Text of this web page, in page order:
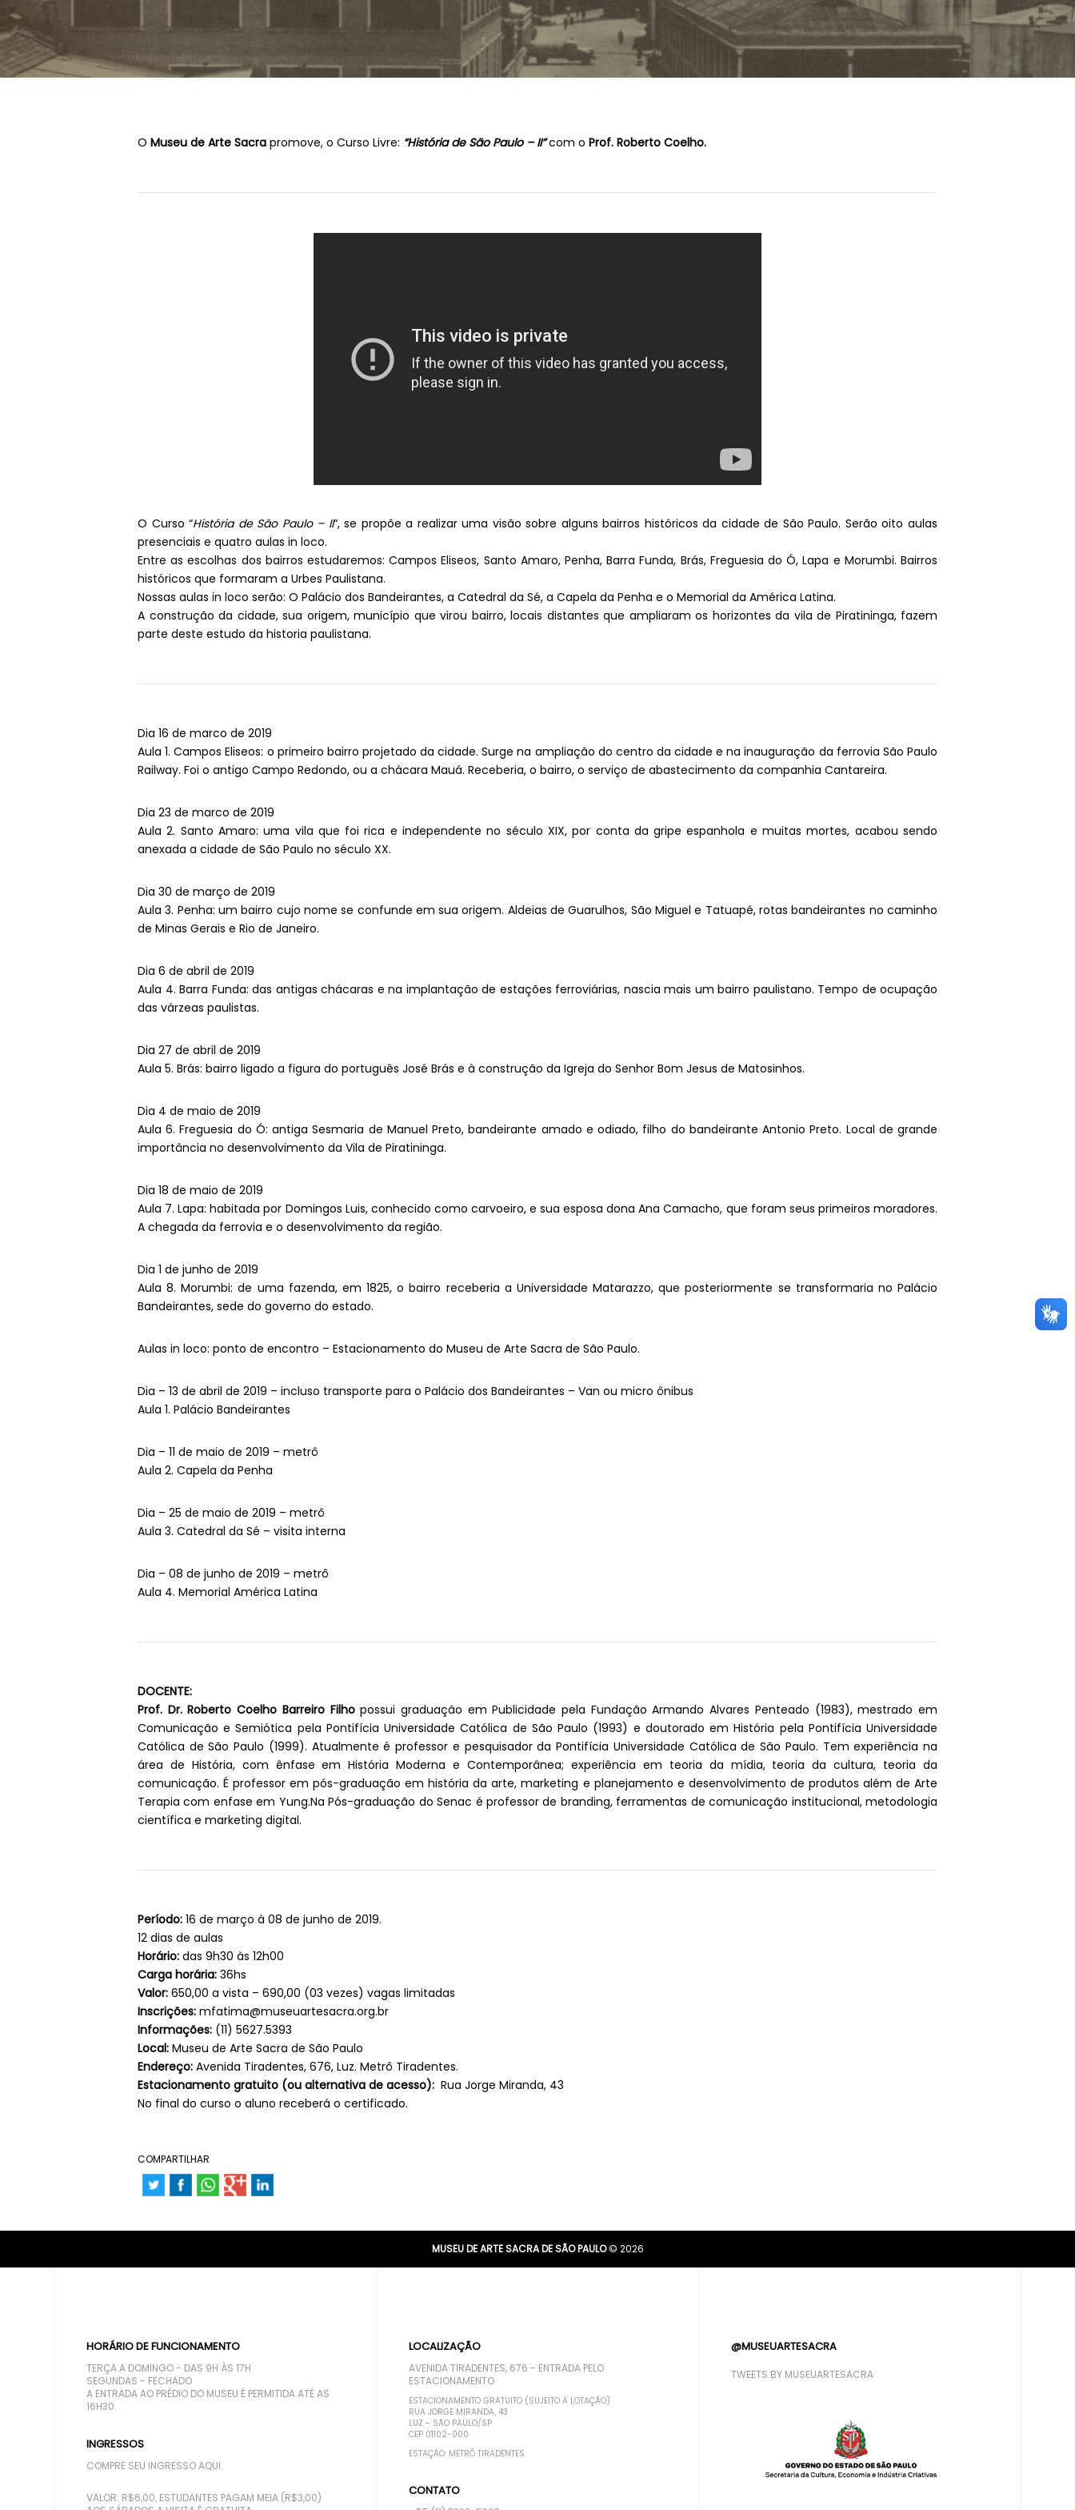
O Museu de Arte Sacra promove, o Curso Livre: “História de São Paulo – II” com o Prof. Roberto Coelho.
O Curso “História de São Paulo – II“, se propõe a realizar uma visão sobre alguns bairros históricos da cidade de São Paulo. Serão oito aulas
presenciais e quatro aulas in loco.
Entre as escolhas dos bairros estudaremos: Campos Eliseos, Santo Amaro, Penha, Barra Funda, Brás, Freguesia do Ó, Lapa e Morumbi. Bairros
históricos que formaram a Urbes Paulistana.
Nossas aulas in loco serão: O Palácio dos Bandeirantes, a Catedral da Sé, a Capela da Penha e o Memorial da América Latina.
A construção da cidade, sua origem, município que virou bairro, locais distantes que ampliaram os horizontes da vila de Piratininga, fazem
parte deste estudo da historia paulistana.
Dia 16 de marco de 2019
Aula 1. Campos Eliseos: o primeiro bairro projetado da cidade. Surge na ampliação do centro da cidade e na inauguração da ferrovia São Paulo
Railway. Foi o antigo Campo Redondo, ou a chácara Mauá. Receberia, o bairro, o serviço de abastecimento da companhia Cantareira.
Dia 23 de marco de 2019
Aula 2. Santo Amaro: uma vila que foi rica e independente no século XIX, por conta da gripe espanhola e muitas mortes, acabou sendo
anexada a cidade de São Paulo no século XX.
Dia 30 de março de 2019
Aula 3. Penha: um bairro cujo nome se confunde em sua origem. Aldeias de Guarulhos, São Miguel e Tatuapé, rotas bandeirantes no caminho
de Minas Gerais e Rio de Janeiro.
Dia 6 de abril de 2019
Aula 4. Barra Funda: das antigas chácaras e na implantação de estações ferroviárias, nascia mais um bairro paulistano. Tempo de ocupação
das várzeas paulistas.
Dia 27 de abril de 2019
Aula 5. Brás: bairro ligado a figura do português José Brás e à construção da Igreja do Senhor Bom Jesus de Matosinhos.
Dia 4 de maio de 2019
Aula 6. Freguesia do Ó: antiga Sesmaria de Manuel Preto, bandeirante amado e odiado, filho do bandeirante Antonio Preto. Local de grande
importância no desenvolvimento da Vila de Piratininga.
Dia 18 de maio de 2019
Aula 7. Lapa: habitada por Domingos Luis, conhecido como carvoeiro, e sua esposa dona Ana Camacho, que foram seus primeiros moradores.
A chegada da ferrovia e o desenvolvimento da região.
Dia 1 de junho de 2019
Aula 8. Morumbi: de uma fazenda, em 1825, o bairro receberia a Universidade Matarazzo, que posteriormente se transformaria no Palácio
Bandeirantes, sede do governo do estado.
Aulas in loco: ponto de encontro – Estacionamento do Museu de Arte Sacra de São Paulo.
Dia – 13 de abril de 2019 – incluso transporte para o Palácio dos Bandeirantes – Van ou micro ônibus
Aula 1. Palácio Bandeirantes
Dia – 11 de maio de 2019 – metrô
Aula 2. Capela da Penha
Dia – 25 de maio de 2019 – metrô
Aula 3. Catedral da Sé – visita interna
Dia – 08 de junho de 2019 – metrô
Aula 4. Memorial América Latina
DOCENTE:
Prof. Dr. Roberto Coelho Barreiro Filhopossui graduação em Publicidade pela Fundação Armando Alvares Penteado (1983), mestrado em
Comunicação e Semiótica pela Pontifícia Universidade Católica de São Paulo (1993) e doutorado em História pela Pontifícia Universidade
Católica de São Paulo (1999). Atualmente é professor e pesquisador da Pontifícia Universidade Católica de São Paulo. Tem experiência na
área de História, com ênfase em História Moderna e Contemporânea; experiência em teoria da mídia, teoria da cultura, teoria da
comunicação. É professor em pós-graduação em história da arte, marketing e planejamento e desenvolvimento de produtos além de Arte
Terapia com enfase em Yung.Na Pós-graduação do Senac é professor de branding, ferramentas de comunicação institucional, metodologia
científica e marketing digital.
Período: 16 de março à 08 de junho de 2019.
12 dias de aulas
Horário: das 9h30 às 12h00
Carga horária: 36hs
Valor: 650,00 a vista – 690,00 (03 vezes) vagas limitadas
Inscrições: mfatima@museuartesacra.org.br
Informações: (11) 5627.5393
Local: Museu de Arte Sacra de São Paulo
Endereço: Avenida Tiradentes, 676, Luz. Metrô Tiradentes.
Estacionamento gratuito (ou alternativa de acesso): Rua Jorge Miranda, 43
No final do curso o aluno receberá o certificado.
COMPARTILHAR
MUSEU DE ARTE SACRA DE SÃO PAULO© 2026
HORÁRIO DE FUNCIONAMENTO
TERÇA A DOMINGO - DAS 9H ÀS 17H
SEGUNDAS - FECHADO
A ENTRADA AO PRÉDIO DO MUSEU É PERMITIDA ATÉ AS
16H30.
INGRESSOS
COMPRE SEU INGRESSO AQUI.
VALOR: R$6,00, ESTUDANTES PAGAM MEIA (R$3,00)
LOCALIZAÇÃO
AVENIDA TIRADENTES, 676 - ENTRADA PELO
ESTACIONAMENTO
ESTACIONAMENTO GRATUITO (SUJEITO A LOTAÇÃO)
RUA JORGE MIRANDA, 43
LUZ - SÃO PAULO/SP
CEP 01102-000
ESTAÇÃO: METRÔ TIRADENTES
CONTATO
@MUSEUARTESACRA
TWEETS BY MUSEUARTESACRA